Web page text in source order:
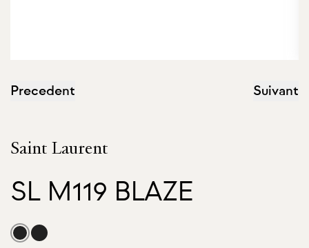
Precedent Suivant
Saint Laurent
SL M119 BLAZE